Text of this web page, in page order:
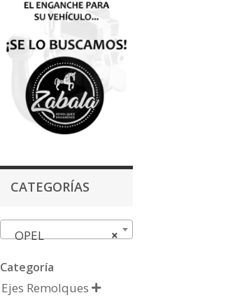
CATEGORÍAS
×
OPEL
Categoría
Ejes Remolques 